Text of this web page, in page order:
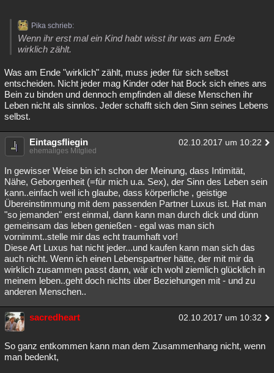
Musik Verbesserungen Allmystery English
Übersichten
Besucht Teilgenommen Alle Neue Geschlossen
Lesenswert Schlüsselwörter
Pika schrieb:
Wenn ihr erst mal ein Kind habt wisst ihr was am Ende
wirklich zählt.
Was am Ende "wirklich" zählt, muss jeder für sich selbst
entscheiden. Nicht jeder mag Kinder oder hat Bock sich eines ans
Bein zu binden und dennoch empfinden all diese Menschen ihr
Leben nicht als sinnlos. Jeder schafft sich den Sinn seines Lebens
selbst.
Eintagsfliegin 02.10.2017 um 10:22
ehemaliges Mitglied
In gewisser Weise bin ich schon der Meinung, dass Intimität,
Nähe, Geborgenheit (=für mich u.a. Sex), der Sinn des Leben sein
kann..einfach weil ich glaube, dass körperliche , geistige
Übereinstimmung mit dem passenden Partner Luxus ist. Hat man
"so jemanden" erst einmal, dann kann man durch dick und dünn
gemeinsam das leben genießen - egal was man sich
vornimmt..stelle mir das echt traumhaft vor!
Diese Art Luxus hat nicht jeder...und kaufen kann man sich das
auch nicht. Wenn ich einen Lebenspartner hätte, der mit mir da
wirklich zusammen passt dann, wär ich wohl ziemlich glücklich in
meinem leben..geht doch nichts über Beziehungen mit - und zu
anderen Menschen..
sacredheart 02.10.2017 um 10:32
So ganz entkommen kann man dem Zusammenhang nicht, wenn
man bedenkt,